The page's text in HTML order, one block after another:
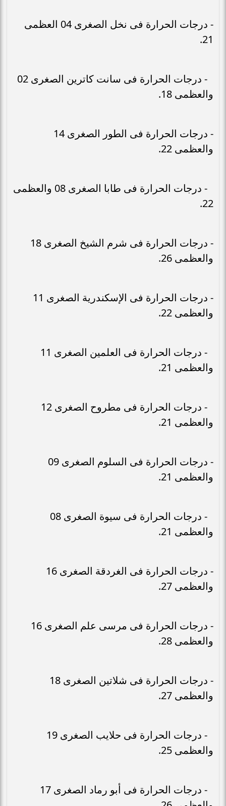
- درجات الحرارة فى نخل الصغرى 04 العظمى
21.
- درجات الحرارة فى سانت كاترين الصغرى 02
والعظمى 18.
- درجات الحرارة فى الطور الصغرى 14
والعظمى 22.
- درجات الحرارة فى طابا الصغرى 08 والعظمى
22.
- درجات الحرارة فى شرم الشيخ الصغرى 18
والعظمى 26.
- درجات الحرارة فى الإسكندرية الصغرى 11
والعظمى 22.
- درجات الحرارة فى العلمين الصغرى 11
والعظمى 21.
- درجات الحرارة فى مطروح الصغرى 12
والعظمى 21.
- درجات الحرارة فى السلوم الصغرى 09
والعظمى 21.
- درجات الحرارة فى سيوة الصغرى 08
والعظمى 21.
- درجات الحرارة فى الغردقة الصغرى 16
والعظمى 27.
- درجات الحرارة فى مرسى علم الصغرى 16
والعظمى 28.
- درجات الحرارة فى شلاتين الصغرى 18
والعظمى 27.
- درجات الحرارة فى حلايب الصغرى 19
والعظمى 25.
- درجات الحرارة فى أبو رماد الصغرى 17